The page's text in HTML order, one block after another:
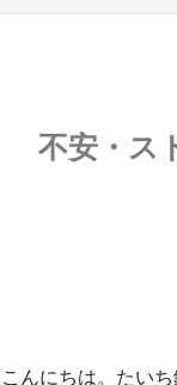
不安・ス
こんにちは。たい